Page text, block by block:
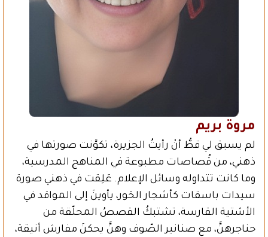
مروة بريم
لم يسبق لي قطُّ أنْ رأيتُ الجزيرة، تكوَّنت صورتها في
ذهني، من قُصاصات مطبوعة في المناهج المدرسية،
وما كانت تتداوله وسائل الإعلام. عَلِقت في ذهني صورة
سيدات باسقات كأشجار الحَور، يأوينَ إلى المواقد في
الأشتية القارسة، تشتبكُ القصصُ المحلّقة من
حناجرهنَّ، مع صنانير الصّوف وهنَّ يحكنَ مفارش أنيقة،